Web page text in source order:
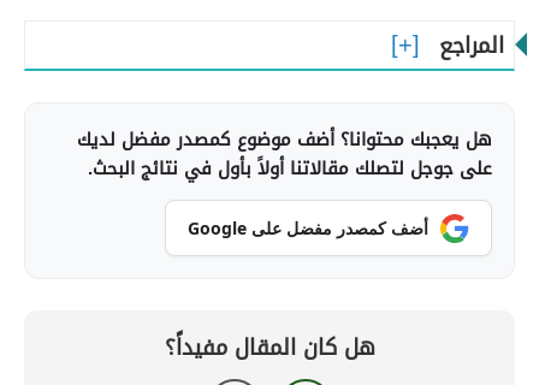
المراجع
هل يعجبك محتوانا؟ أضف موضوع كمصدر مفضل لديك
على جوجل لتصلك مقالاتنا أولاً بأول في نتائج البحث.
أضف كمصدر مفضل على Google
هل كان المقال مفيداً؟